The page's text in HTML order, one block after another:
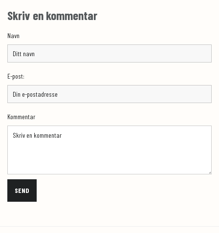
Skriv en kommentar
Navn
E-post:
Kommentar